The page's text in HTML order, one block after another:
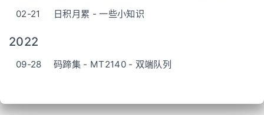
02-21
日积月累 - 一些小知识
2022
09-28 码蹄集 - MT2140 - 双端队列